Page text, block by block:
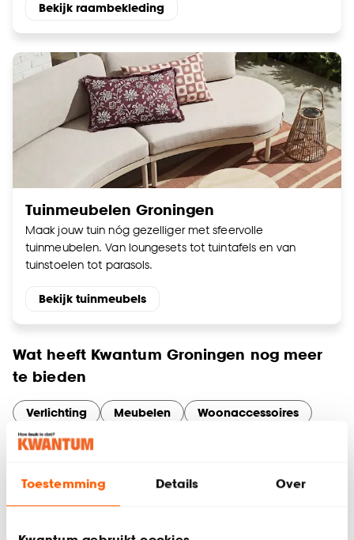
Toestemming Details Over
Bekijk raambekleding
Tuinmeubelen Groningen
Maak jouw tuin nóg gezelliger met sfeervolle
tuinmeubelen. Van loungesets tot tuintafels en van
tuinstoelen tot parasols.
Bekijk tuinmeubels
Wat heeft Kwantum Groningen nog meer
te bieden
Verlichting Meubelen
Woonaccessoires
Behang
Services en diensten bij Kwantum
Groningen Sontplein